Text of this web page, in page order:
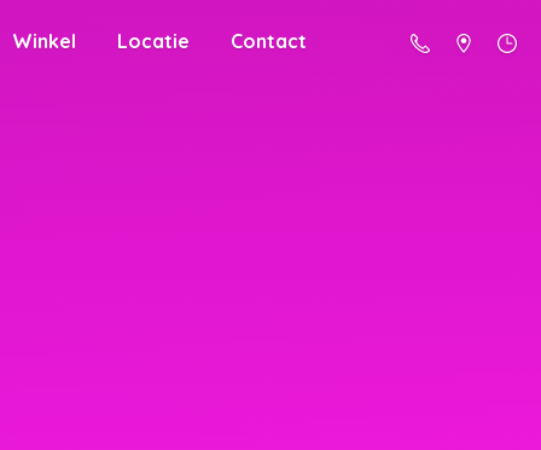
Winkel Locatie Contact